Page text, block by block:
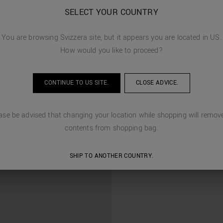
SELECT YOUR COUNTRY
You are browsing Svizzera site, but it appears you are located in US.
How would you like to proceed?
CONTINUE TO US SITE. CLOSE ADVICE.
be advised that changing your location while shopping will
contents from shopping bag.
SHIP TO ANOTHER COUNTRY.